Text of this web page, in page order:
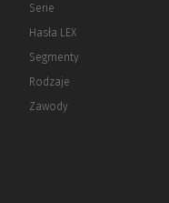
Serie
Hasła LEX
Segmenty
Rodzaje
Zawody